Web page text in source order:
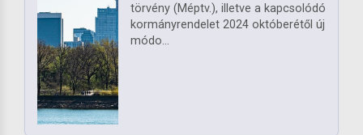
törvény (Méptv.), illetve a kapcsolódó
kormányrendelet 2024 októberétől új
módo...